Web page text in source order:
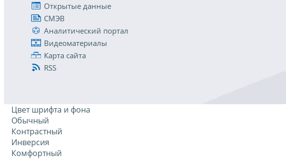
Открытые данные
СМЭВ
Аналитический портал
Видеоматериалы
Карта сайта
RSS
Цвет шрифта и фона
Обычный
Контрастный
Инверсия
Комфортный